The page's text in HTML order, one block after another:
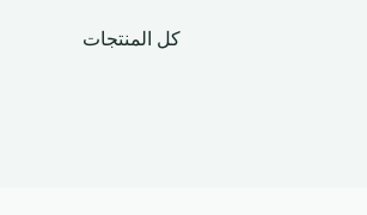
كل المنتجات